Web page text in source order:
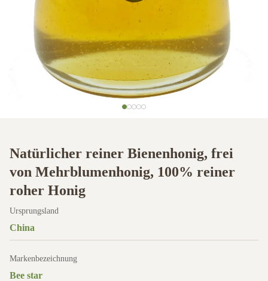
Natürlicher reiner Bienenhonig, frei
von Mehrblumenhonig, 100% reiner
roher Honig
Ursprungsland
China
Markenbezeichnung
Bee star